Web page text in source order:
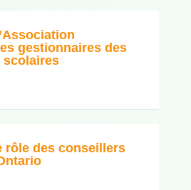
gestionnaires des
rôle des conseillers